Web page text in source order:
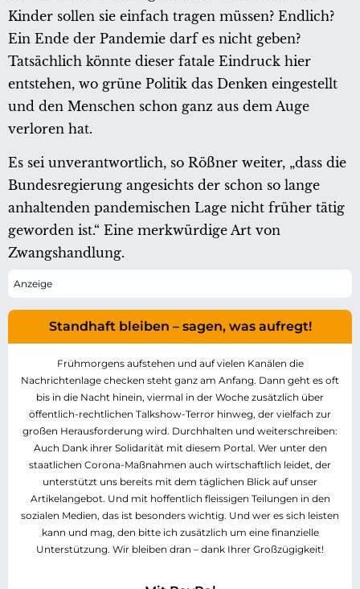
Kinder sollen sie einfach tragen müssen? Endlich?
Ein Ende der Pandemie darf es nicht geben?
Tatsächlich könnte dieser fatale Eindruck hier
entstehen, wo grüne Politik das Denken eingestellt
und den Menschen schon ganz aus dem Auge
verloren hat.
Es sei unverantwortlich, so Rößner weiter, „dass die
Bundesregierung angesichts der schon so lange
anhaltenden pandemischen Lage nicht früher tätig
geworden ist.“ Eine merkwürdige Art von
Zwangshandlung.
Standhaft bleiben – sagen, was aufregt!
Frühmorgens aufstehen und auf vielen Kanälen die
Nachrichtenlage checken steht ganz am Anfang. Dann geht es oft
bis in die Nacht hinein, viermal in der Woche zusätzlich über
öffentlich-rechtlichen Talkshow-Terror hinweg, der vielfach zur
großen Herausforderung wird. Durchhalten und weiterschreiben:
Auch Dank ihrer Solidarität mit diesem Portal. Wer unter den
staatlichen Corona-Maßnahmen auch wirtschaftlich leidet, der
unterstützt uns bereits mit dem täglichen Blick auf unser
Artikelangebot. Und mit hoffentlich fleissigen Teilungen in den
sozialen Medien, das ist besonders wichtig. Und wer es sich leisten
kann und mag, den bitte ich zusätzlich um eine finanzielle
Unterstützung. Wir bleiben dran – dank Ihrer Großzügigkeit!